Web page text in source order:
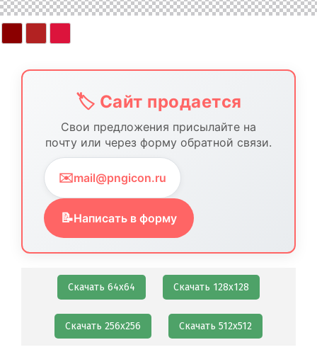
🏷️ Сайт продается
Свои предложения присылайте на
почту или через форму обратной связи.
✉️mail@pngicon.ru
📝Написать в форму
Скачать 64х64 Скачать 128х128
Скачать 256х256 Скачать 512х512